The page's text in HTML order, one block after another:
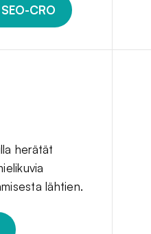
CRO
herätät
lähtien.